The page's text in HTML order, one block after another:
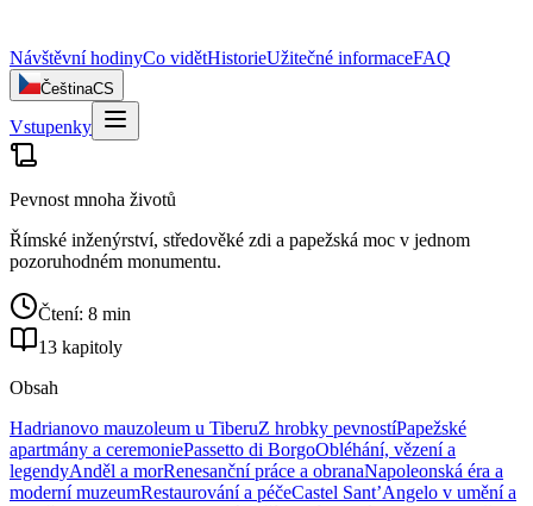
Návštěvní hodinyCo vidětHistorieUžitečné informaceFAQ
ČeštinaCS
Vstupenky
Pevnost mnoha životů
Římské inženýrství, středověké zdi a papežská moc v jednom
pozoruhodném monumentu.
Čtení: 8 min
13 kapitoly
Obsah
Hadrianovo mauzoleum u TiberuZ hrobky pevnostíPapežské
apartmány a ceremoniePassetto di BorgoObléhání, vězení a
legendyAnděl a morRenesanční práce a obranaNapoleonská éra a
moderní muzeumRestaurování a péčeCastel Sant’Angelo v umění a